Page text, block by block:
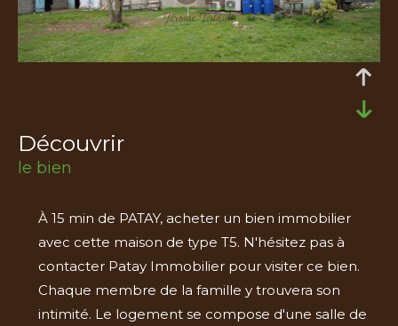
découvrir
le bien
À 15 min de PATAY, acheter un bien immobilier
avec cette maison de type T5. N'hésitez pas à
contacter Patay Immobilier pour visiter ce bien.
Chaque membre de la famille y trouvera son
intimité. Le logement se compose d'une salle de